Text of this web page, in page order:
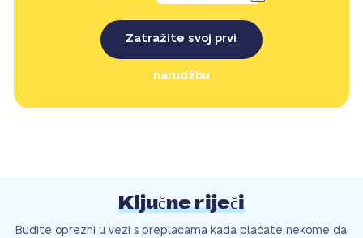
Zatražite svoj prvi
narudžbu
Ključne riječi
Budite oprezni u vezi s preplacama kada plaćate nekome da